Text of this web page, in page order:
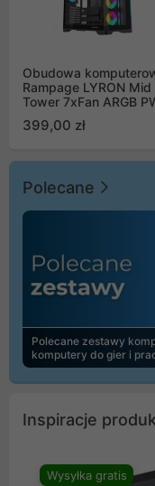
Obudowa
Rampage LYRON Mid
Tower 7xFan ARGB
399,00 zł
Polecane
Polecane zestawy
komputery do gier i
Inspiracje
Wysyłka gratis